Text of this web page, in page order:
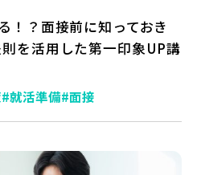
！？面接前に知っておき
を活用した第一印象UP講
#就活準備#面接